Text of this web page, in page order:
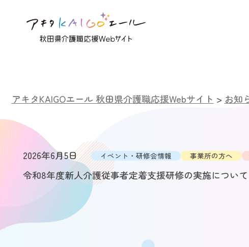
アキタKAIGOエール 秋田県介護職応援Webサイト > お知
2026年6月5日 イベント・研修会情報 事業所の方へ
令和8年度新人介護従事者定着支援研修の実施について